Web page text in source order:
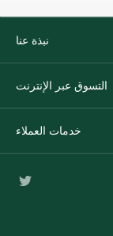
نبذة عنا
التسوق عبر الإنترنت
خدمات العملاء